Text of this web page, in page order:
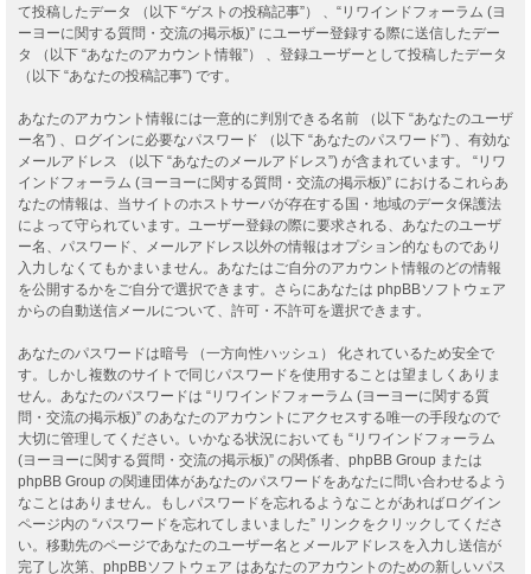
て投稿したデータ （以下 “ゲストの投稿記事”） 、“リワインドフォーラム (ヨ
ーヨーに関する質問・交流の掲示板)” にユーザー登録する際に送信したデー
タ （以下 “あなたのアカウント情報”） 、登録ユーザーとして投稿したデータ
（以下 “あなたの投稿記事”) です。
あなたのアカウント情報には一意的に判別できる名前 （以下 “あなたのユーザ
ー名”) 、ログインに必要なパスワード （以下 “あなたのパスワード”) 、有効な
メールアドレス （以下 “あなたのメールアドレス”) が含まれています。 “リワ
インドフォーラム (ヨーヨーに関する質問・交流の掲示板)” におけるこれらあ
なたの情報は、当サイトのホストサーバが存在する国・地域のデータ保護法
によって守られています。ユーザー登録の際に要求される、あなたのユーザ
ー名、パスワード、メールアドレス以外の情報はオプション的なものであり
入力しなくてもかまいません。あなたはご自分のアカウント情報のどの情報
を公開するかをご自分で選択できます。さらにあなたは phpBBソフトウェア
からの自動送信メールについて、許可・不許可を選択できます。
あなたのパスワードは暗号 （一方向性ハッシュ） 化されているため安全で
す。しかし複数のサイトで同じパスワードを使用することは望ましくありま
せん。あなたのパスワードは “リワインドフォーラム (ヨーヨーに関する質
問・交流の掲示板)” のあなたのアカウントにアクセスする唯一の手段なので
大切に管理してください。いかなる状況においても “リワインドフォーラム
(ヨーヨーに関する質問・交流の掲示板)” の関係者、phpBB Group または
phpBB Group の関連団体があなたのパスワードをあなたに問い合わせるよう
なことはありません。もしパスワードを忘れるようなことがあればログイン
ページ内の “パスワードを忘れてしまいました” リンクをクリックしてくださ
い。移動先のページであなたのユーザー名とメールアドレスを入力し送信が
完了し次第、phpBBソフトウェア はあなたのアカウントのための新しいパス